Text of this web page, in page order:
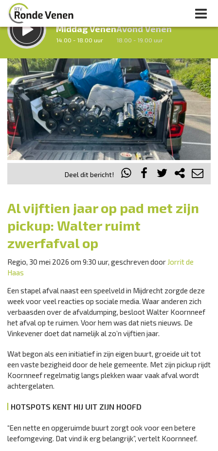
LUISTER LIVE:
Middag Venen
14.00 - 18.00 uur
Avond Venen
18.00 - 19.00 uur
Vorig uur uur 1 van 0 Volgend uur
Inklappen
Deel dit bericht!
Al vijftien jaar op pad met zijn
pickup: Walter ruimt
zwerfafval op
Regio, 30 mei 2026 om 9:30 uur, geschreven door Jorrit de
Haas
Een stapel afval naast een speelveld in Mijdrecht zorgde deze
week voor veel reacties op sociale media. Waar anderen zich
verbaasden over de afvaldumping, besloot Walter Koornneef
het afval op te ruimen. Voor hem was dat niets nieuws. De
Vinkevener doet dat namelijk al zo’n vijftien jaar.
Wat begon als een initiatief in zijn eigen buurt, groeide uit tot
een vaste bezigheid door de hele gemeente. Met zijn pickup rijdt
Koornneef regelmatig langs plekken waar vaak afval wordt
achtergelaten.
HOTSPOTS KENT HIJ UIT ZIJN HOOFD
“Een nette en opgeruimde buurt zorgt ook voor een betere
leefomgeving. Dat vind ik erg belangrijk”, vertelt Koornneef.